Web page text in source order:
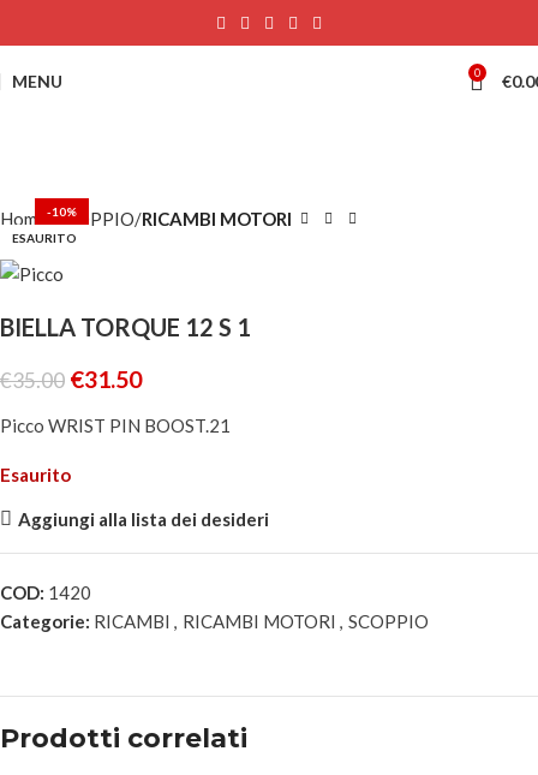
MENU 0 €
-10%
ESAURITO
Home SCOPPIO RICAMBI MOTORI
BIELLA TORQUE 12 S 1
€35.00 €31.50
Picco WRIST PIN BOOST.21
Esaurito
Aggiungi alla lista dei desideri
COD: 1420
Categorie: RICAMBI , RICAMBI MOTORI , SCOPPIO
Prodotti correlati